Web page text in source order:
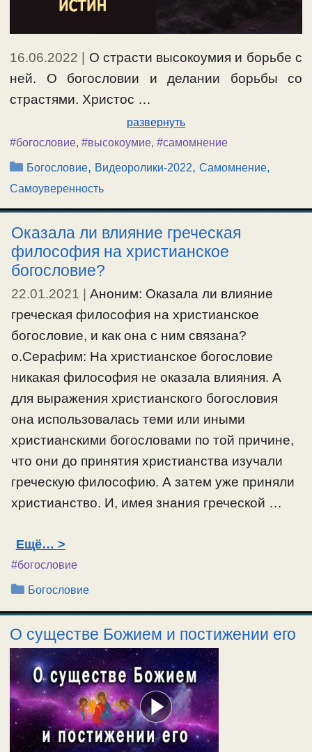
16.06.2022 | О страсти высокоумия и борьбе с
ней. О богословии и делании борьбы со
страстями. Христос …
развернуть
#богословие, #высокоумие, #самомнение
Рубрики
Богословие, Видеоролики-2022,Самомнение,
Самоуверенность
Оказала ли влияние греческая
философия на христианское
богословие?
22.01.2021
Аноним: Оказала ли влияние
греческая философия на христианское
богословие, и как она с ним связана?
о.Серафим: На христианское богословие
никакая философия не оказала влияния. А
для выражения христианского богословия
она использовалась теми или иными
христианскими богословами по той причине,
что они до принятия христианства изучали
греческую философию. А затем уже приняли
христианство. И, имея знания греческой …
Ещё…
#богословие
Рубрики
Богословие
О существе Божием и постижении его